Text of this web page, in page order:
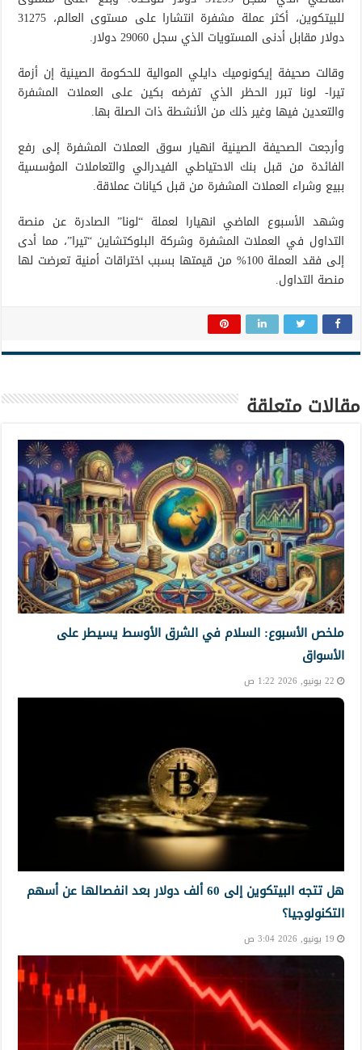
للبيتكوين، أكثر عملة مشفرة انتشارا على مستوى العالم، 31275
دولار مقابل أدنى المستويات الذي سجل 29060 دولار.
وقالت صحيفة إيكونوميك دايلي الموالية للحكومة الصينية إن أزمة
تيرا- لونا تبرر الحظر الذي تفرضه بكين على العملات المشفرة
والتعدين فيها وغير ذلك من الأنشطة ذات الصلة بها.
وأرجعت الصحيفة الصينية انهيار سوق العملات المشفرة إلى رفع
الفائدة من قبل بنك الاحتياطي الفيدرالي والتعاملات المؤسسية
ببيع وشراء العملات المشفرة من قبل كيانات عملاقة.
وشهد الأسبوع الماضي انهيارا لعملة “لونا” الصادرة عن منصة
التداول في العملات المشفرة وشركة البلوكتشاين “تيرا”، مما أدى
إلى فقد العملة 100% من قيمتها بسبب اختراقات أمنية تعرضت لها
منصة التداول.
مقالات متعلقة
ملخص الأسبوع: السلام في الشرق الأوسط يسيطر على
الأسواق
22 يونيو, 2026 1:22 ص
هل تتجه البيتكوين إلى 60 ألف دولار بعد انفصالها عن أسهم
التكنولوجيا؟
19 يونيو, 2026 3:04 ص